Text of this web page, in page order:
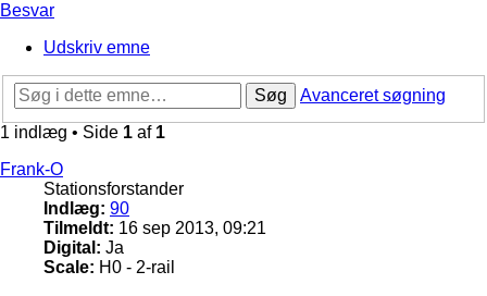
Besvar
Udskriv emne
Søg
Avanceret søgning
1 indlæg • Side 1 af 1
Frank-O
Stationsforstander
Indlæg: 90
Tilmeldt: 16 sep 2013, 09:21
Digital: Ja
Scale: H0 - 2-rail